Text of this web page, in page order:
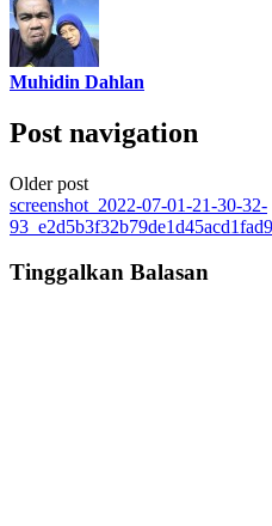
Muhidin Dahlan
Post navigation
Older post
screenshot_2022-07-01-21-30-32-
Tinggalkan Balasan